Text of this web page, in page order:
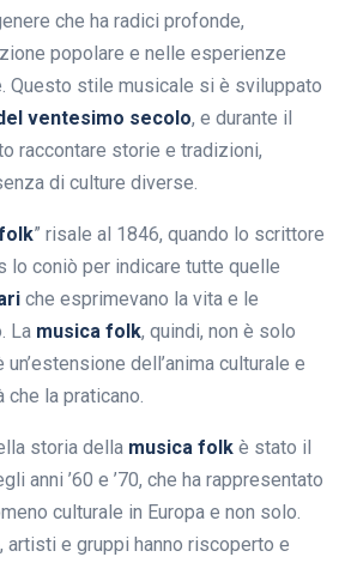
che ha radici profonde,
popolare e nelle esperienze
Questo stile musicale si è sviluppato
ventesimo secolo, e durante il
raccontare storie e tradizioni,
di culture diverse.
” risale al 1846, quando lo scrittore
lo coniò per indicare tutte quelle
che esprimevano la vita e le
La musica folk, quindi, non è solo
dell’anima culturale e
la praticano.
storia della musica folk è stato il
anni ’60 e ’70, che ha rappresentato
culturale in Europa e non solo.
artisti e gruppi hanno riscoperto e